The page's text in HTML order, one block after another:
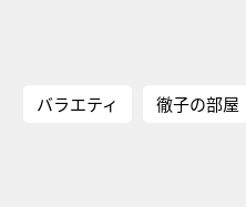
バラエティ 徹子の部屋